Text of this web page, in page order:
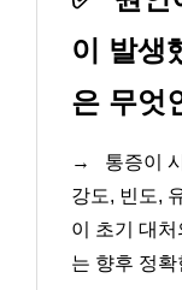
이 발생
은 무엇
→
통증이
강도, 빈도,
이 초기 대
는 향후 정